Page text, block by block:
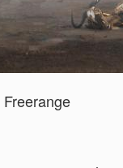
Freerange